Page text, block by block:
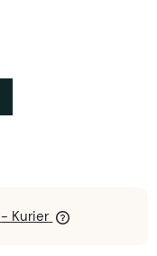
- Kurier